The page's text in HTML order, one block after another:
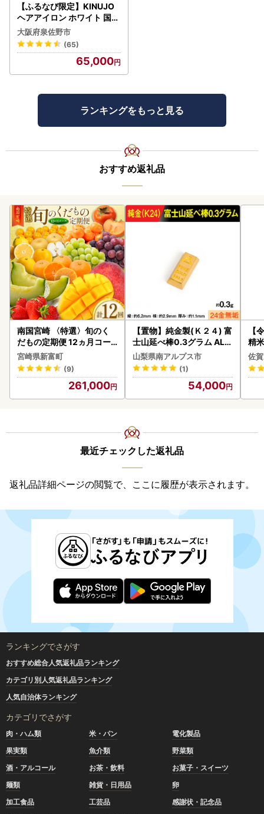
【ふるなび限定】KINUJO
ヘアアイロン ホワイト 国内
製造 FN-Limited-PR
大阪府泉佐野市
(65)
65,000
ランキングをもっと見る
おすすめ返礼品
南国宮崎 〈特選〉旬のく
だもの定期便 12ヵ月コー
ス【F84-25】
宮崎県新富町
(9)
261,000
【置物】純金製(Ｋ２４) 富
士山延べ棒0.3グラム ALP
BK193
山梨県南アルプス市
(1)
54,000
【
精
佐
最近チェックした返礼品
返礼品詳細ページの閲覧で、ここに履歴が表示されます。
ランキングでさがす
おすすめ総合人気返礼品ランキング
カテゴリ別人気返礼品ランキング
人気自治体ランキング
カテゴリでさがす
肉・ハム類 米・パン
電化製品
果実類
魚介類
野菜類
酒・アルコール
お茶・飲料
お菓子・スイーツ
麺類
雑貨・日用品
卵
加工食品
工芸品
感謝状・記念品